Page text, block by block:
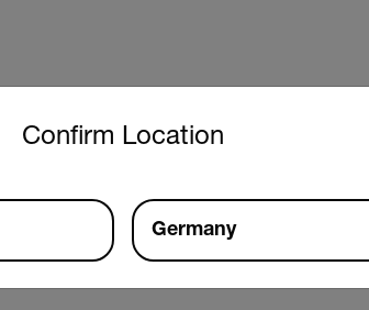
Confirm Location
from the options below to access the
Germany